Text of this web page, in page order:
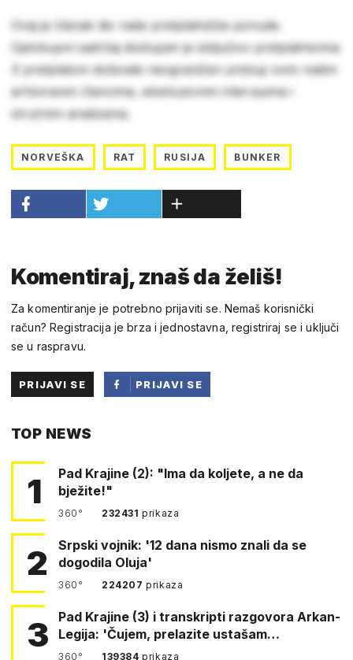
Ovaj je članak dio naše pretplatničke ponude.
Cjelokupni sadržaj dostupan je isključivo pretplatnicima.
S pretplatom dobivate neograničen pristup svim našim
arhiviranim člancima, ekskluzivnim intervjuima i
stručnim analizama.
NORVEŠKA RAT RUSIJA BUNKER
Komentiraj, znaš da želiš!
Za komentiranje je potrebno prijaviti se. Nemaš korisnički
račun? Registracija je brza i jednostavna, registriraj se i uključi
se u raspravu.
PRIJAVI SE
PRIJAVI SE
TOP NEWS
1
Pad Krajine (2): "Ima da koljete, a ne da
bježite!"
360° 232431prikaza
2
Srpski vojnik: '12 dana nismo znali da se
dogodila Oluja'
360° 224207prikaza
3
Pad Krajine (3) i transkripti razgovora Arkan-
Legija: 'Čujem, prelazite ustašam…
360° 139384prikaza